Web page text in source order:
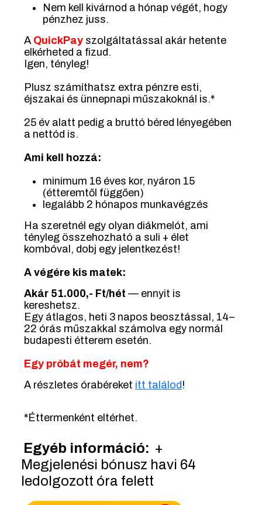
Nem kell kivárnod a hónap végét, hogy
pénzhez juss.
A QuickPay szolgáltatással akár hetente
elkérheted a fizud.
Igen, tényleg!
Plusz számíthatsz extra pénzre esti,
éjszakai és ünnepnapi műszakoknál is.*
25 év alatt pedig a bruttó béred lényegében
a nettód is.
Ami kell hozzá:
minimum 16 éves kor, nyáron 15
(étteremtől függően)
legalább 2 hónapos munkavégzés
Ha szeretnél egy olyan diákmelót, ami
tényleg összehozható a suli + élet
kombóval, dobj egy jelentkezést!
A végére kis matek:
Akár 51.000,- Ft/hét — ennyit is
kereshetsz.
Egy átlagos, heti 3 napos beosztással, 14–
22 órás műszakkal számolva egy normál
budapesti étterem esetén.
Egy próbát megér, nem?
A részletes órabéreket itt találod !
*Éttermenként eltérhet.
Egyéb információ: +
Megjelenési bónusz havi 64
ledolgozott óra felett